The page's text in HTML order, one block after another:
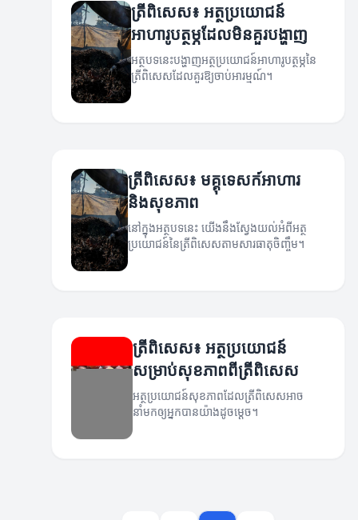
ត្រីពិសេស៖ អត្ថប្រយោជន៍
អាហារូបត្ថម្ភដែលមិនគួរបង្ហាញ
អត្ថបទនេះបង្ហាញអត្ថប្រយោជន៍អាហារូបត្ថម្ភនៃ
ត្រីពិសេសដែលគួរឱ្យចាប់អារម្មណ៍។
ត្រីពិសេស៖ មគ្គុទេសក์អាហារ
និងសុខភាព
នៅក្នុងអត្ថបទនេះ យើងនឹងស្វែងយល់អំពីអត្ថ
ប្រយោជន៍នៃត្រីពិសេសតាមសារធាតុចិញ្ចឹម។
ត្រីពិសេស៖ អត្ថប្រយោជន៍
សម្រាប់សុខភាពពីត្រីពិសេស
អត្ថប្រយោជន៍សុខភាពដែលត្រីពិសេសអាច
នាំមកឲ្យអ្នកបានយ៉ាងដូចម្តេច។